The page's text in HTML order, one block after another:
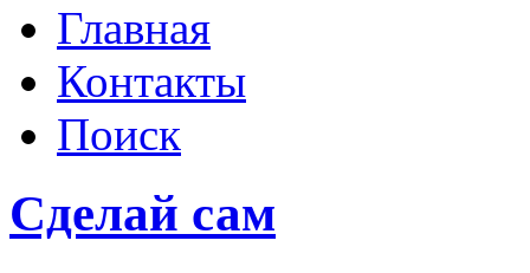
Главная
Контакты
Поиск
Сделай сам